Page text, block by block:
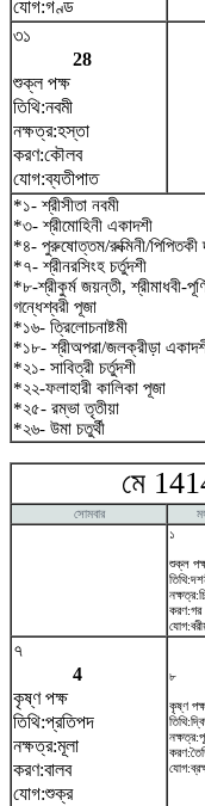
যোগ:গণ্ড
৩১
28
শুক্ল পক্ষ
তিথি:নবমী
নক্ষত্র:হস্তা
করণ:কৌলব
যোগ:ব্যতীপাত
*১- শ্রীসীতা নবমী
*৩- শ্রীমোহিনী একাদশী
*৪- পুরুষোত্তম/রুক্মিনী/পিপিতকী
*৭- শ্রীনরসিংহ চর্তুদশী
*৮-শ্রীকুর্ম জয়ন্তী, শ্রীমাধবী-
গন্ধেশ্বরী পূজা
*১৬- ত্রিলোচনাষ্টমী
*১৮- শ্রীঅপরা/জলক্রীড়া
*২১- সাবিত্রী চর্তুদশী
*২২-ফলাহারী কালিকা পূজা
*২৫- রম্ভা তৃতীয়া
*২৬- উমা চতুর্থী
মে
সোমবার
১
শুক্ল
করণ:গর
৭
4
কৃষ্ণ পক্ষ
তিথি:প্রতিপদ
নক্ষত্র:মূলা
করণ:বালব
যোগ:শুক্র
৮
কৃষ্ণ পক্ষ